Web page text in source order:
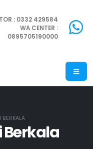
: 0332 429584
WA CENTER :
0895705190000
Berkala
BERKALA